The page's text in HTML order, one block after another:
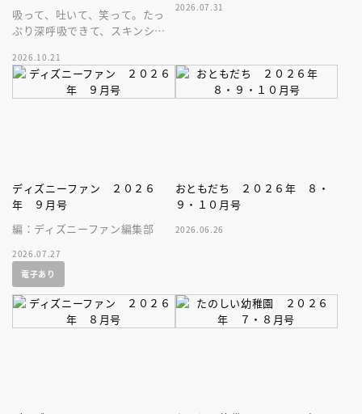
吸って、吐いて、笑って。たっ
ぷり深呼吸できて、スキンシッ
家、キボリノコンノ初のファー
ストブック。
2026.10.21
2026.07.31
ディズニーファン ２０２６
年 ９月号
編：ディズニーファン編集部
2026.07.27
電子あり
おともだち ２０２６年 ８・
９・１０月号
2026.06.26